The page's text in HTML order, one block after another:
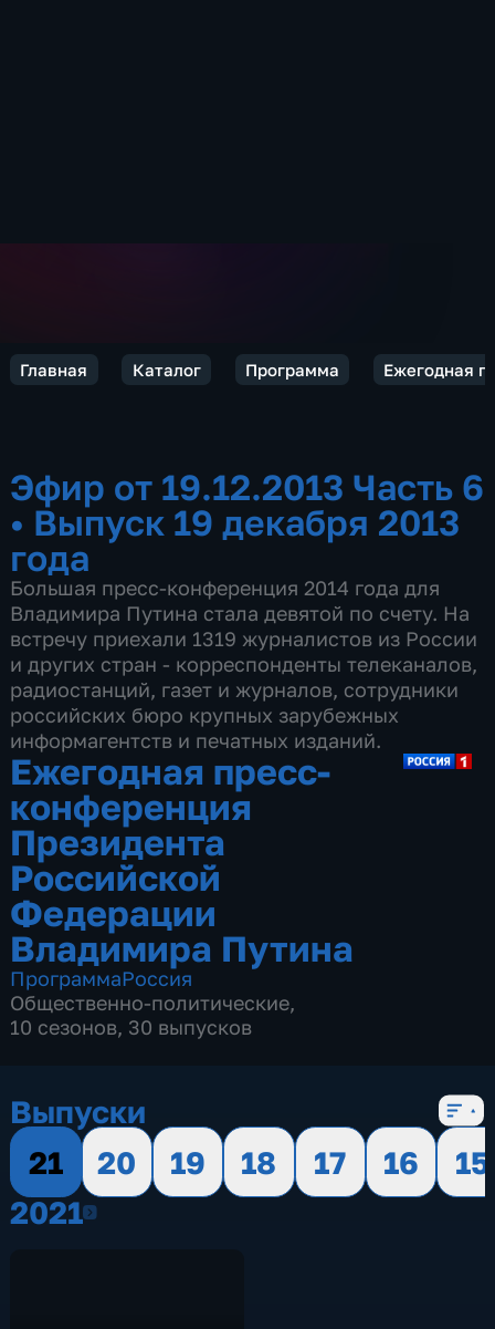
Главная Каталог Программа Ежегодная
Эфир от 19.12.2013 Часть 6
• Выпуск 19 декабря 2013
года
Большая пресс-конференция 2014 года для
Владимира Путина стала девятой по счету. На
встречу приехали 1319 журналистов из России
и других стран - корреспонденты телеканалов,
радиостанций, газет и журналов, сотрудники
российских бюро крупных зарубежных
информагентств и печатных изданий.
Ежегодная пресс-
конференция
Президента
Российской
Федерации
Владимира Путина
ПрограммаРоссия
Общественно-политические,
10 сезонов, 30 выпусков
Выпуски
21
20 19 18 17 16
15
20212021